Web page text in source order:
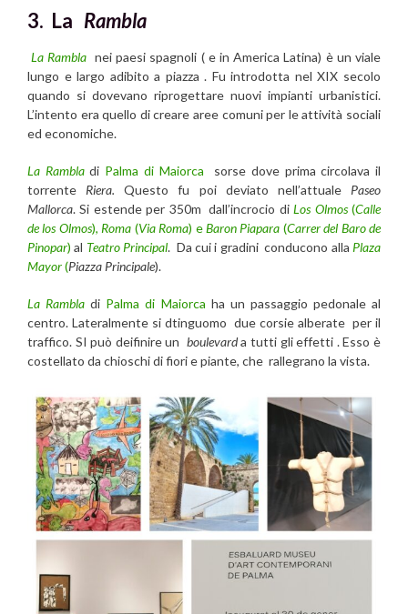
3. La Rambla
La Rambla nei paesi spagnoli ( e in America Latina) è un viale
lungo e largo adibito a piazza . Fu introdotta nel XIX secolo
quando si dovevano riprogettare nuovi impianti urbanistici.
L’intento era quello di creare aree comuni per le attività sociali
ed economiche.
La Rambladi Palma di Maiorca
sorse dove prima circolava il
torrente Riera.Questo fu poi deviato nell’attuale Paseo
Mallorca. Si estende per 350m dall’incrocio diLos Olmos(Calle
de los Olmos), Roma (Via Roma) eBaron Piapara (Carrer del Baro de
Pinopar) al Teatro Principal. Da cui i gradini conducono alla Plaza
Mayor(Piazza Principale).
La Rambla di Palma di Maiorca ha un passaggio pedonale al
centro. Lateralmente si dtinguomo due corsie alberate per il
traffico. SI può deifinire un boulevarda tutti gli effetti . Esso è
costellato da chioschi di fiori e piante, che rallegrano la vista.